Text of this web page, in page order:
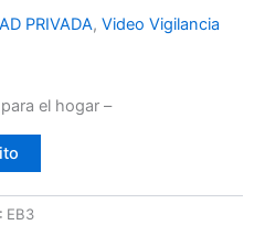
PRIVADA, Video Vigilancia
el hogar –
EB3